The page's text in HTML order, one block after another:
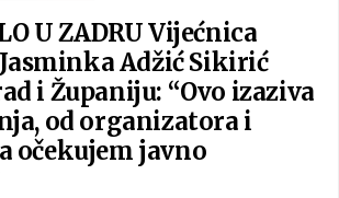
U ZADRU Vijećnica
Adžić Sikirić
i Županiju: “Ovo izaziva
od organizatora i
očekujem javno